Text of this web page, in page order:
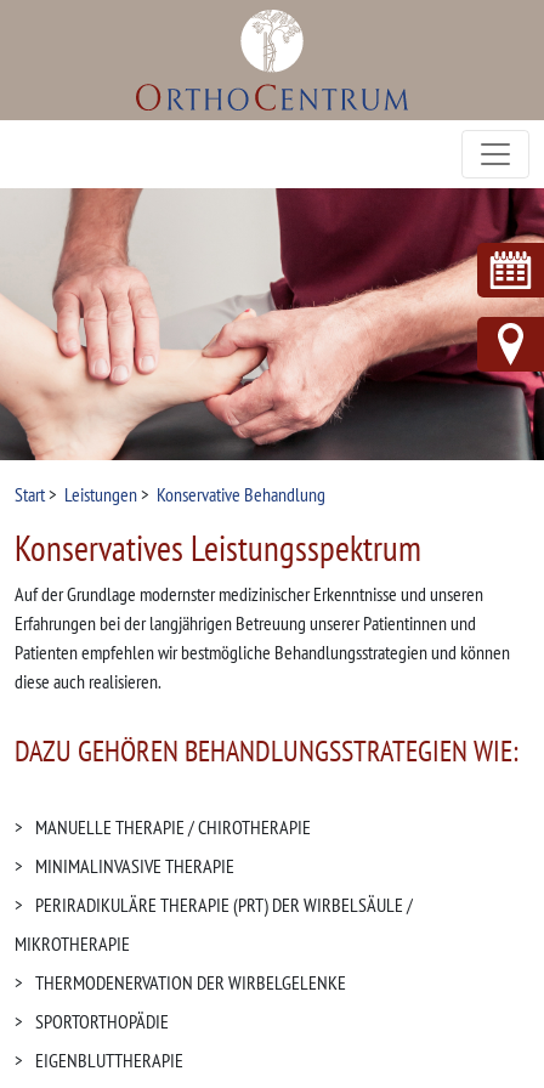
Start> Leistungen> Konservative Behandlung
Konservatives Leistungsspektrum
Auf der Grundlage modernster medizinischer Erkenntnisse und unseren
Erfahrungen bei der langjährigen Betreuung unserer Patientinnen und
Patienten empfehlen wir bestmögliche Behandlungsstrategien und können
diese auch realisieren.
DAZU GEHÖREN BEHANDLUNGSSTRATEGIEN WIE:
MANUELLE THERAPIE / CHIROTHERAPIE
MINIMALINVASIVE THERAPIE
PERIRADIKULÄRE THERAPIE (PRT) DER WIRBELSÄULE /
MIKROTHERAPIE
THERMODENERVATION DER WIRBELGELENKE
SPORTORTHOPÄDIE
EIGENBLUTTHERAPIE